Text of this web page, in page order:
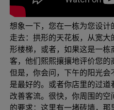
想象一下，您在一栋为您设
走去：拱形的天花板，从宽
形楼梯，或者，如果这是一
客，他们熙熙攘攘地评价您的
但是，你会问，下午的阳光会
是最好的。或者你店里的过
改善客流。很快，你周围的
的要求：这里有一堵砖墙，